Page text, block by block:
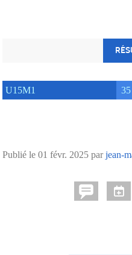
U15M1 35
Publié le 01 févr. 2025 parjean-